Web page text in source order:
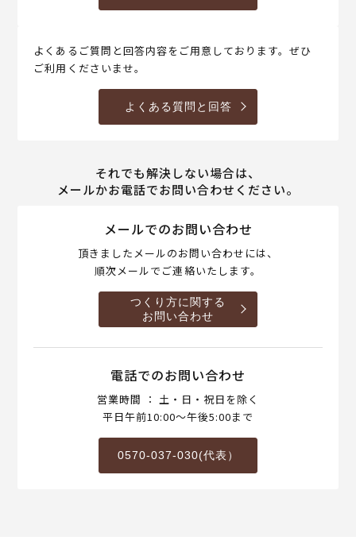
よくあるご質問と回答内容をご用意しております。ぜひ
ご利用くださいませ。
よくある質問と回答
それでも解決しない場合は、
メールかお電話でお問い合わせください。
メールでのお問い合わせ
頂きましたメールのお問い合わせには、
順次メールでご連絡いたします。
つくり方に関する
お問い合わせ
電話でのお問い合わせ
営業時間 ： 土・日・祝日を除く
平日午前10:00～午後5:00まで
0570-037-030(代表）